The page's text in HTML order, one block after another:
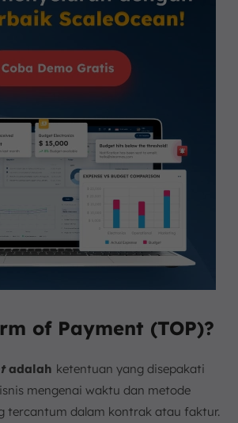
of Payment (TOP)?
adalah ketentuan yang disepakati
mengenai waktu dan metode
tercantum dalam kontrak atau faktur.